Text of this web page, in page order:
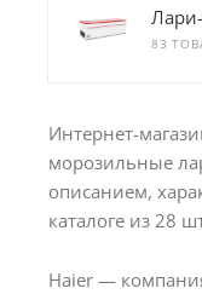
83
Интернет-
морозильные
описанием,
каталоге из 28
Haier —